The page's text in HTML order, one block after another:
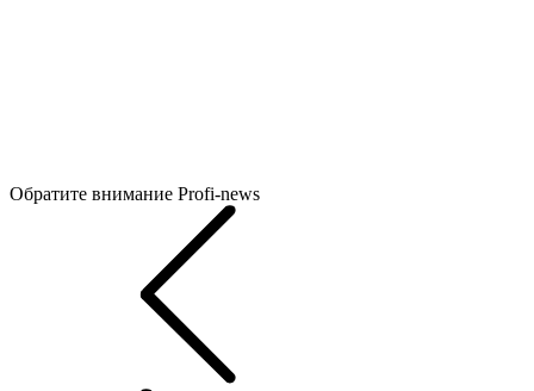
Обратите внимание Profi-news